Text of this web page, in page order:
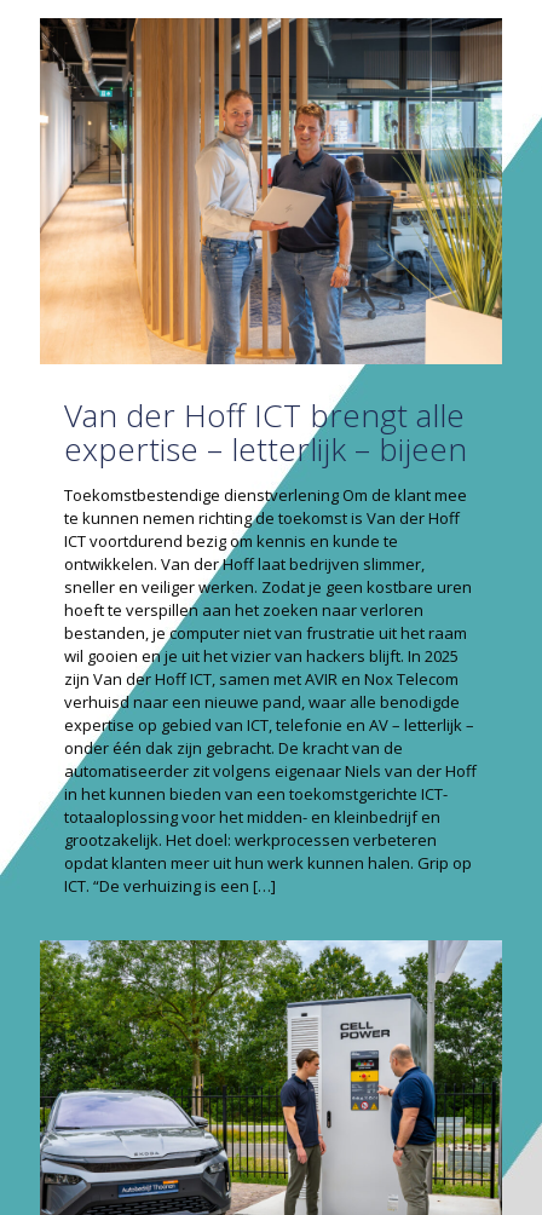
Van der Hoff ICT brengt alle
expertise – letterlijk – bijeen
Toekomstbestendige dienstverlening Om de klant mee
te kunnen nemen richting de toekomst is Van der Hoff
ICT voortdurend bezig om kennis en kunde te
ontwikkelen. Van der Hoff laat bedrijven slimmer,
sneller en veiliger werken. Zodat je geen kostbare uren
hoeft te verspillen aan het zoeken naar verloren
bestanden, je computer niet van frustratie uit het raam
wil gooien en je uit het vizier van hackers blijft. In 2025
zijn Van der Hoff ICT, samen met AVIR en Nox Telecom
verhuisd naar een nieuwe pand, waar alle benodigde
expertise op gebied van ICT, telefonie en AV – letterlijk –
onder één dak zijn gebracht. De kracht van de
automatiseerder zit volgens eigenaar Niels van der Hoff
in het kunnen bieden van een toekomstgerichte ICT-
totaaloplossing voor het midden- en kleinbedrijf en
grootzakelijk. Het doel: werkprocessen verbeteren
opdat klanten meer uit hun werk kunnen halen. Grip op
ICT. “De verhuizing is een […]